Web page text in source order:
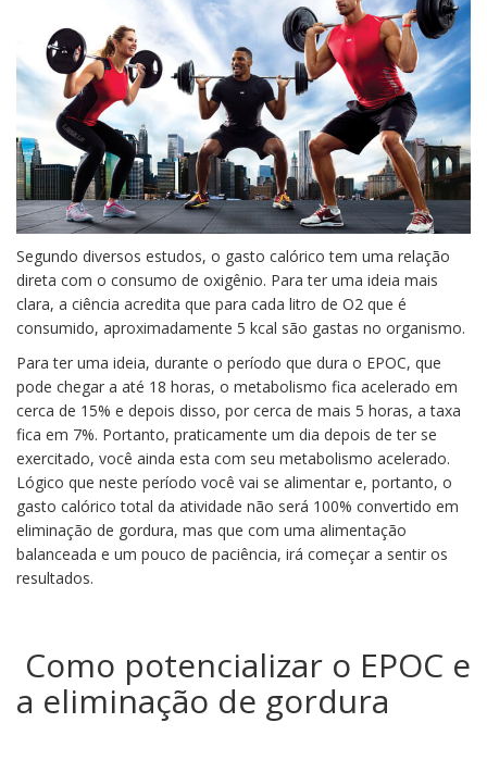
Segundo diversos estudos, o gasto calórico tem uma relação
direta com o consumo de oxigênio. Para ter uma ideia mais
clara, a ciência acredita que para cada litro de O2 que é
consumido, aproximadamente 5 kcal são gastas no organismo.
Para ter uma ideia, durante o período que dura o EPOC, que
pode chegar a até 18 horas, o metabolismo fica acelerado em
cerca de 15% e depois disso, por cerca de mais 5 horas, a taxa
fica em 7%. Portanto, praticamente um dia depois de ter se
exercitado, você ainda esta com seu metabolismo acelerado.
Lógico que neste período você vai se alimentar e, portanto, o
gasto calórico total da atividade não será 100% convertido em
eliminação de gordura, mas que com uma alimentação
balanceada e um pouco de paciência, irá começar a sentir os
resultados.
Como potencializar o EPOC e
a eliminação de gordura